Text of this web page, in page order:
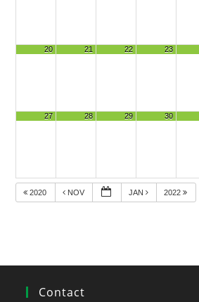
20 21 22 23
27 28 29 30
2020 NOV JAN 2022
Contact